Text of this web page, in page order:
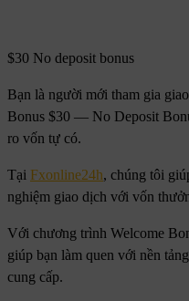
$30 No deposit bonus
Bạn là người mới tham gia
Bonus $30 — No Deposit
ro vốn tự có.
Tại Fxonline24h, chúng tôi
nghiệm giao dịch với vốn
Với chương trình Welcome
giúp bạn làm quen với nền
cung cấp.